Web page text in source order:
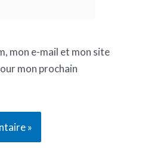
mon e-mail et mon site
mon prochain